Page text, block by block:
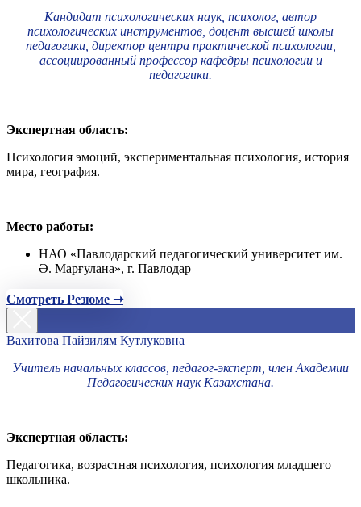
Кандидат психологических наук, психолог, автор
психологических инструментов, доцент высшей школы
педагогики, директор центра практической психологии,
ассоциированный профессор кафедры психологии и
педагогики.
Экспертная область:
Психология эмоций, экспериментальная психология, история
мира, география.
Место работы:
НАО «Павлодарский педагогический университет им.
Ә. Марғулана», г. Павлодар
Смотреть Резюме ➝
Вахитова Пайзилям Кутлуковна
Учитель начальных классов, педагог-эксперт, член Академии
Педагогических наук Казахстана.
Экспертная область:
Педагогика, возрастная психология, психология младшего
школьника.